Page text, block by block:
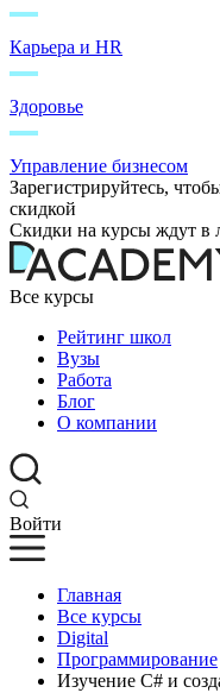
Карьера и HR
Здоровье
Управление бизнесом
Зарегистрируйтесь,
скидкой
Скидки на курсы ждут в
Все курсы
Рейтинг школ
Вузы
Работа
Блог
О компании
Войти
Главная
Все курсы
Digital
Программирование
Изучение C# и